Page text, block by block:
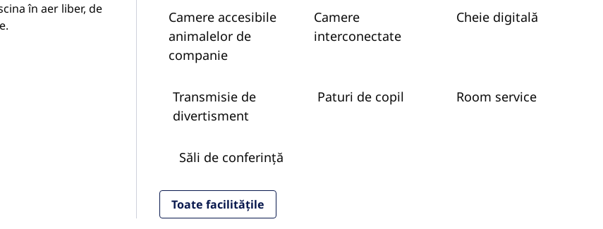
în aer liber, de
Camere accesibile
animalelor de
companie
Camere
interconectate
Cheie digitală
Transmisie de
divertisment
Paturi de copil Room service
Săli de conferință
Toate facilitățile